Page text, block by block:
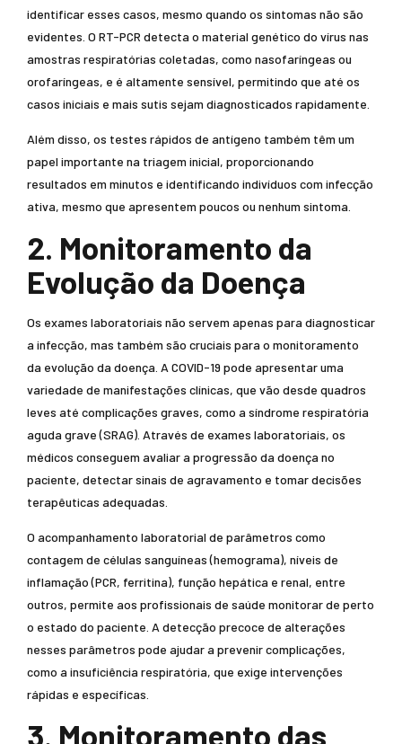
identificar esses casos, mesmo quando os sintomas não são
evidentes. O RT-PCR detecta o material genético do vírus nas
amostras respiratórias coletadas, como nasofaríngeas ou
orofaríngeas, e é altamente sensível, permitindo que até os
casos iniciais e mais sutis sejam diagnosticados rapidamente.
Além disso, os testes rápidos de antígeno também têm um
papel importante na triagem inicial, proporcionando
resultados em minutos e identificando indivíduos com infecção
ativa, mesmo que apresentem poucos ou nenhum sintoma.
2. Monitoramento da
Evolução da Doença
Os exames laboratoriais não servem apenas para diagnosticar
a infecção, mas também são cruciais para o monitoramento
da evolução da doença. A COVID-19 pode apresentar uma
variedade de manifestações clínicas, que vão desde quadros
leves até complicações graves, como a síndrome respiratória
aguda grave (SRAG). Através de exames laboratoriais, os
médicos conseguem avaliar a progressão da doença no
paciente, detectar sinais de agravamento e tomar decisões
terapêuticas adequadas.
O acompanhamento laboratorial de parâmetros como
contagem de células sanguíneas (hemograma), níveis de
inflamação (PCR, ferritina), função hepática e renal, entre
outros, permite aos profissionais de saúde monitorar de perto
o estado do paciente. A detecção precoce de alterações
nesses parâmetros pode ajudar a prevenir complicações,
como a insuficiência respiratória, que exige intervenções
rápidas e específicas.
3. Monitoramento das